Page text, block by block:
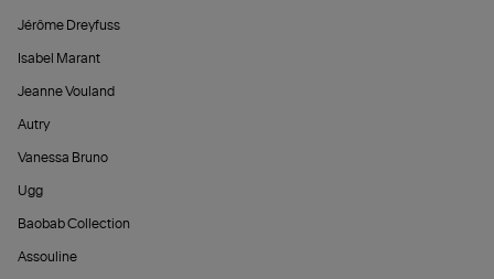
Jérôme Dreyfuss
Isabel Marant
Jeanne Vouland
Autry
Vanessa Bruno
Ugg
Baobab Collection
Assouline